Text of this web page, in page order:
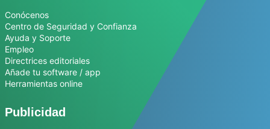
Conócenos
Centro de Seguridad y Confianza
Ayuda y Soporte
Empleo
Directrices editoriales
Añade tu software / app
Herramientas online
Publicidad